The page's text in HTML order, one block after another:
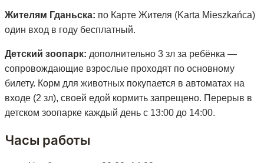
Жителям Гданьска: по Карте Жителя (Karta Mieszkańca)
один вход в году бесплатный.
Детский зоопарк: дополнительно 3 зл за ребёнка —
сопровождающие взрослые проходят по основному
билету. Корм для животных покупается в автоматах на
входе (2 зл), своей едой кормить запрещено. Перерыв в
детском зоопарке каждый день с 13:00 до 14:00.
Часы работы